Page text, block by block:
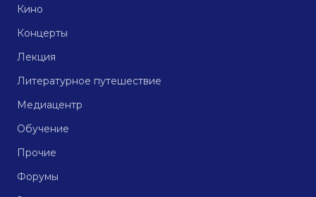
Кино
Концерты
Лекция
Литературное путешествие
Медиацентр
Обучение
Прочие
Форумы